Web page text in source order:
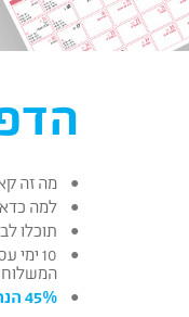
מה זה
למה
תוכלו
10
45% הנחה לחברי מועדון ומצטרפים חדשים |